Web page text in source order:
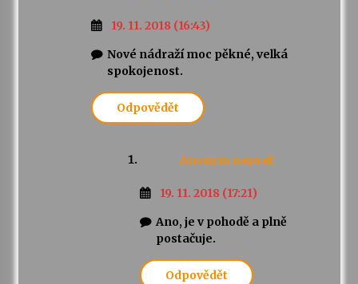
19. 11. 2018 (16:43)
Nové nádraží moc pěkné, velká
spokojenost.
Odpovědět
Anonym napsal:
19. 11. 2018 (17:21)
Ano, je v pohodě a plně
postačuje.
Odpovědět